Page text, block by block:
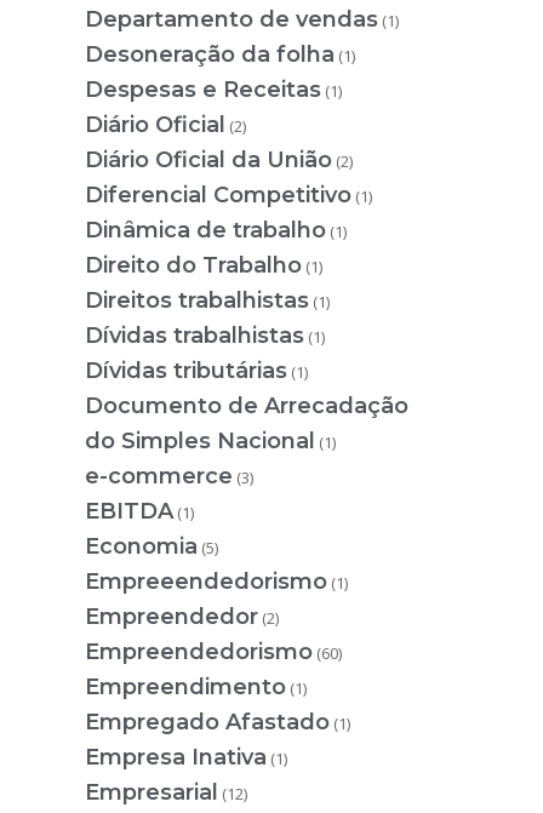
Departamento de vendas (1)
Desoneração da folha (1)
Despesas e Receitas (1)
Diário Oficial (2)
Diário Oficial da União (2)
Diferencial Competitivo (1)
Dinâmica de trabalho (1)
Direito do Trabalho (1)
Direitos trabalhistas (1)
Dívidas trabalhistas (1)
Dívidas tributárias (1)
Documento de Arrecadação
do Simples Nacional (1)
e-commerce (3)
EBITDA (1)
Economia (5)
Empreeendedorismo (1)
Empreendedor (2)
Empreendedorismo (60)
Empreendimento (1)
Empregado Afastado (1)
Empresa Inativa (1)
Empresarial (12)